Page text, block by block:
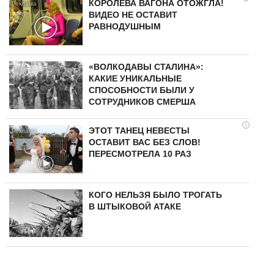
КОРОЛЕВА ВАГОНА ОТОЖГЛА!
ВИДЕО НЕ ОСТАВИТ
РАВНОДУШНЫМ
«ВОЛКОДАВЫ СТАЛИНА»:
КАКИЕ УНИКАЛЬНЫЕ
СПОСОБНОСТИ БЫЛИ У
СОТРУДНИКОВ СМЕРША
i
ЭТОТ ТАНЕЦ НЕВЕСТЫ
ОСТАВИТ ВАС БЕЗ СЛОВ!
ПЕРЕСМОТРЕЛА 10 РАЗ
КОГО НЕЛЬЗЯ БЫЛО ТРОГАТЬ
В ШТЫКОВОЙ АТАКЕ